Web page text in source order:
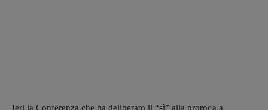
Ieri la Conferenza che ha deliberato il “sì” alla proroga a